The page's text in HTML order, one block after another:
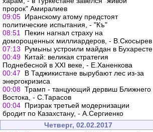
пророк" Амиралиев
09:05 Иранскому атому предстоят
политические испытания, - "Къ"
08:51
Пекин нагнал страху на
доморощенных миллиардеров, - В.Скосырев
07:13
Румыны устроили майдан в Бухаресте
00:49 Китай: великая стратегия
Поднебесной в XXI веке, - Е.Ханенкова
00:47
В Таджикистане вырубают лес из-за
энергокризиса
00:08 Трамп - танцующий дервиш Ближнего
Востока, - С.Тарасов
00:04 Призрак третьей модернизации
бродит по Казахстану, - А.Сергиенко
Четверг, 02.02.2017